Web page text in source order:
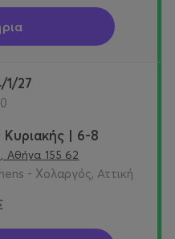
1/27
Κυριακής | 6-8
Αθήνα 155 62
- Χολαργός, Αττική